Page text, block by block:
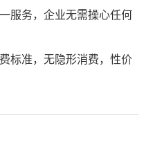
服务，企业无需操心任何
标准，无隐形消费，性价